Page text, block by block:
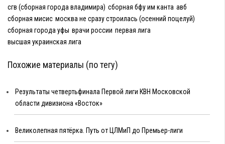
сгв (сборная города владимира) сборная бфу им канта авб
сборная мисис москва не сразу строилась (осенний поцелуй)
сборная города уфы врачи россии первая лига
высшая украинская лига
Похожие материалы (по тегу)
Результаты четвертьфинала Первой лиги КВН Московской
области дивизиона «Восток»
Великолепная пятёрка. Путь от ЦЛМиП до Премьер-лиги